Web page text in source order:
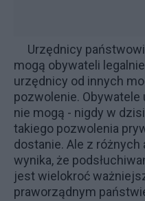
Urzędnicy
mogą obywateli
urzędnicy od innych
pozwolenie.
nie mogą - nigdy w
takiego pozwolenia
dostanie. Ale z
wynika, że
jest wielokroć
praworządnym